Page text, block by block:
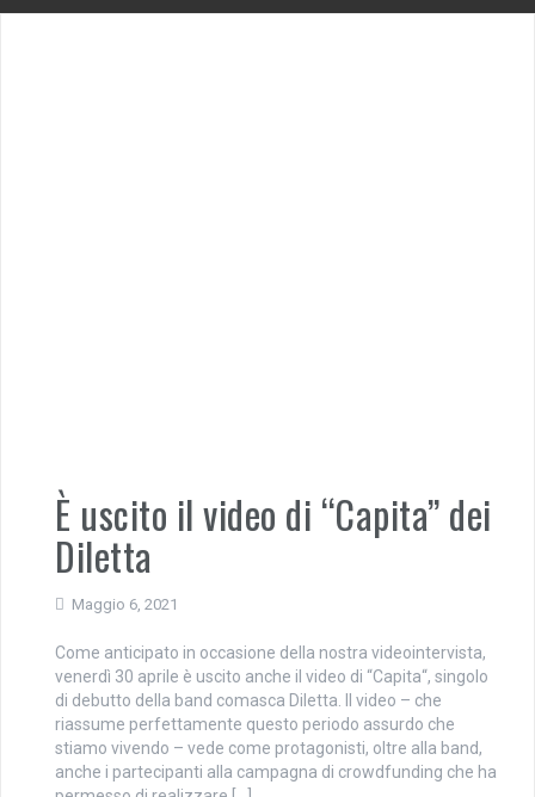
È uscito il video di “Capita” dei
Diletta
Maggio 6, 2021
Come anticipato in occasione della nostra videointervista,
venerdì 30 aprile è uscito anche il video di “Capita“, singolo
di debutto della band comasca Diletta. Il video – che
riassume perfettamente questo periodo assurdo che
stiamo vivendo – vede come protagonisti, oltre alla band,
anche i partecipanti alla campagna di crowdfunding che ha